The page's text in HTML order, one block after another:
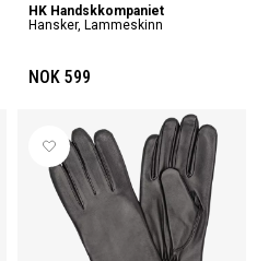
Hansker, Lammeskinn
HK Handskkompaniet
NOK 599